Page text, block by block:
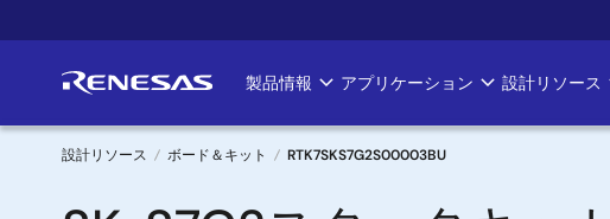
イ
ン
Main
navigation
製品情報 アプリケーション 設計リソース
設計リソース ボード＆キット RTK7SKS7G2S00003BU